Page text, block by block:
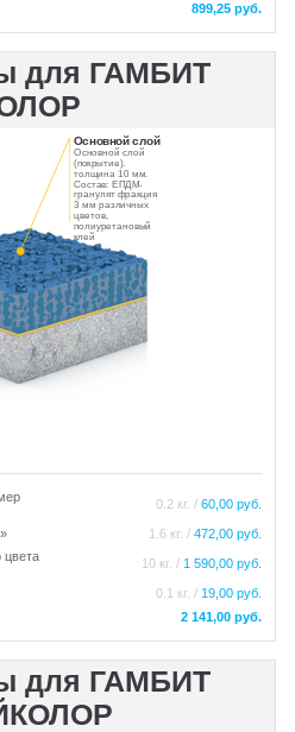
899,25 руб.
для ГАМБИТ
Основной слой
Основной слой
(покрытие).
толщина 10 мм.
Состав: ЕПДМ-
гранулят фракция
3 мм различных
цветов,
полиуретановый
клей
0.2 кг. / 60,00 руб.
1.6 кг. / 472,00 руб.
цвета
10 кг. / 1 590,00 руб.
0.1 кг. / 19,00 руб.
2 141,00 руб.
для ГАМБИТ